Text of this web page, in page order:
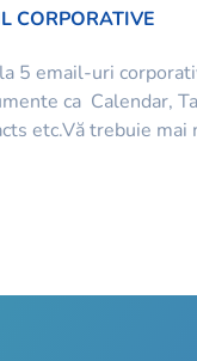
CORPORATIVE
5 email-uri
ca Calendar,
etc.Vă trebuie